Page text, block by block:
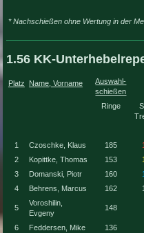
* Nachschießen ohne Wertung in der
1.56 KK-
Platz Name, Vorname
Auswahl-
schießen
Ringe
1 Czoschke, Klaus 185
2
Kopittke, Thomas 153
3
Domanski, Piotr 160
4
Behrens, Marcus 162
5
Voroshilin,
Evgeny
148
6 Feddersen, Mike 136